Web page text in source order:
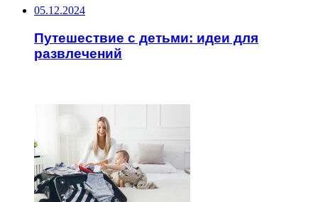
05.12.2024
Путешествие с детьми: идеи для
развлечений